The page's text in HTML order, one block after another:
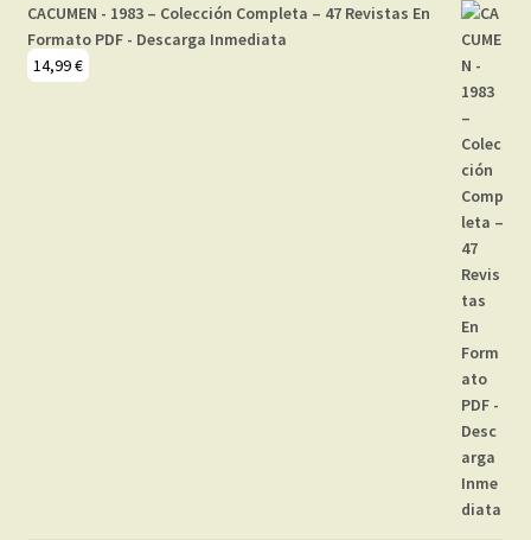
CACUMEN - 1983 – Colección Completa – 47 Revistas En
Formato PDF - Descarga Inmediata
14,99€